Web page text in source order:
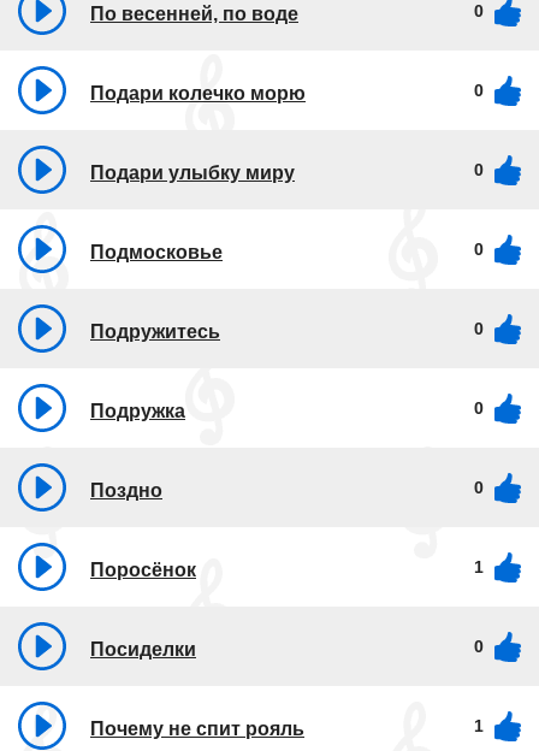
По весенней, по воде 0
Подари колечко морю 0
Подари улыбку миру 0
Подмосковье 0
Подружитесь 0
Подружка 0
Поздно 0
Поросёнок 1
Посиделки 0
Почему не спит рояль 1